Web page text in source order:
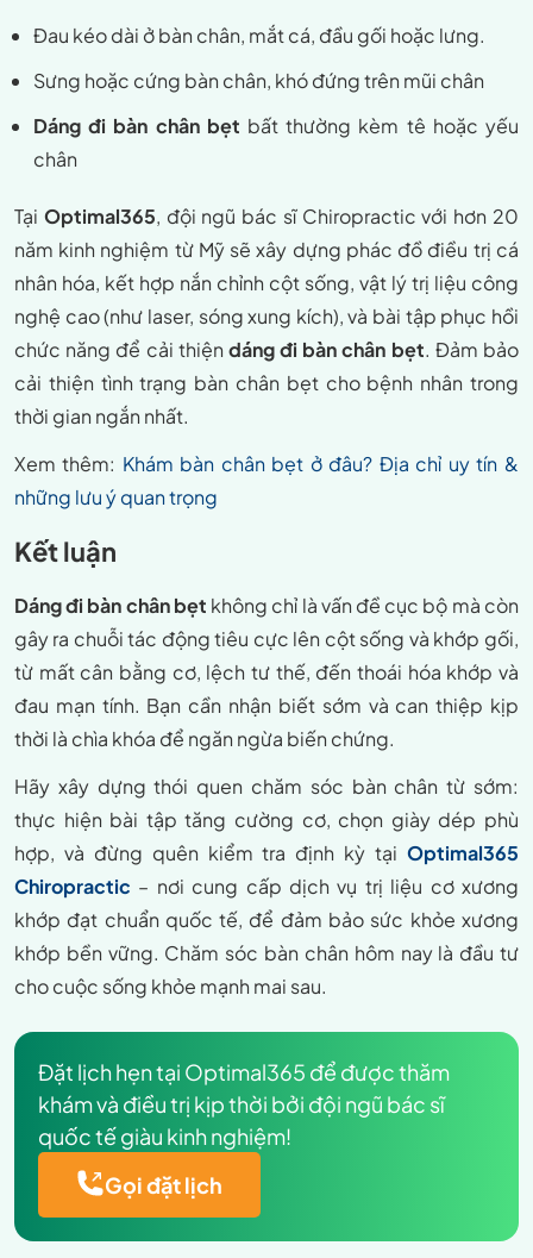
Đau kéo dài ở bàn chân, mắt cá, đầu gối hoặc lưng.
Sưng hoặc cứng bàn chân, khó đứng trên mũi chân
Dáng đi bàn chân bẹt bất thường kèm tê hoặc yếu
chân
Tại Optimal365, đội ngũ bác sĩ Chiropractic với hơn 20
năm kinh nghiệm từ Mỹ sẽ xây dựng phác đồ điều trị cá
nhân hóa, kết hợp nắn chỉnh cột sống, vật lý trị liệu công
nghệ cao (như laser, sóng xung kích), và bài tập phục hồi
chức năng để cải thiện dáng đi bàn chân bẹt. Đảm bảo
cải thiện tình trạng bàn chân bẹt cho bệnh nhân trong
thời gian ngắn nhất.
Xem thêm: Khám bàn chân bẹt ở đâu? Địa chỉ uy tín &
những lưu ý quan trọng
Kết luận
Dáng đi bàn chân bẹt không chỉ là vấn đề cục bộ mà còn
gây ra chuỗi tác động tiêu cực lên cột sống và khớp gối,
từ mất cân bằng cơ, lệch tư thế, đến thoái hóa khớp và
đau mạn tính. Bạn cần nhận biết sớm và can thiệp kịp
thời là chìa khóa để ngăn ngừa biến chứng.
Hãy xây dựng thói quen chăm sóc bàn chân từ sớm:
thực hiện bài tập tăng cường cơ, chọn giày dép phù
hợp, và đừng quên kiểm tra định kỳ tại Optimal365
Chiropractic – nơi cung cấp dịch vụ trị liệu cơ xương
khớp đạt chuẩn quốc tế, để đảm bảo sức khỏe xương
khớp bền vững. Chăm sóc bàn chân hôm nay là đầu tư
cho cuộc sống khỏe mạnh mai sau.
Đặt lịch hẹn tại Optimal365 để được thăm
khám và điều trị kịp thời bởi đội ngũ bác sĩ
quốc tế giàu kinh nghiệm!
Gọi đặt lịch